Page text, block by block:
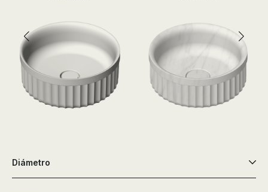
Diámetro